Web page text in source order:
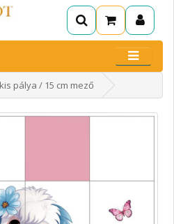
pálya / 15 cm mező